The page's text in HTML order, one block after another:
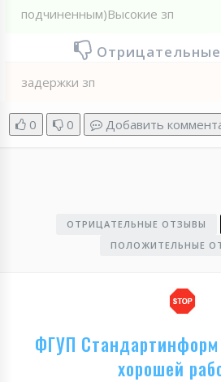
подчиненным)Высокие зп
задержки зп
0 0 Добавить
ОТРИЦАТЕЛЬНЫЕ ОТЗЫВЫ
ПОЛОЖИТЕЛЬНЫЕ
ФГУП
хорошей